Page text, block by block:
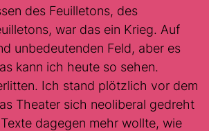
des Feuilletons, des
war das ein Krieg. Auf
unbedeutenden Feld, aber es
kann ich heute so sehen.
Ich stand plötzlich vor dem
Theater sich neoliberal gedreht
dagegen mehr wollte, wie